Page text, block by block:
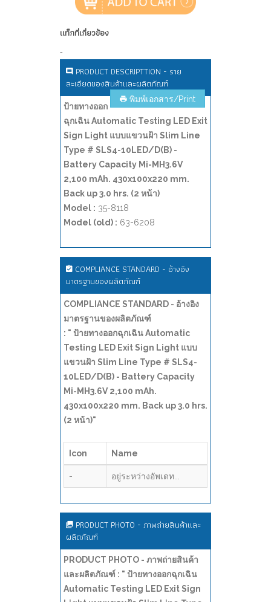
แท็กที่เกี่ยวข้อง
-
PRODUCT DESCRIPTTION - ราย
ละเอียดของสินค้าและผลิตภัณฑ์
พิมพ์เอกสาร/Print
ป้ายทางออก
ฉุกเฉิน Automatic Testing LED Exit
Sign Light แบบแขวนฝ้า Slim Line
Type # SLS4-10LED/D(B) -
Battery Capacity Mi-MH3.6V
2,100 mAh. 430x100x220 mm.
Back up 3.0 hrs. (2 หน้า)
Model : 35-8118
Model (old) : 63-6208
COMPLIANCE STANDARD - อ้างอิง
มาตรฐานของผลิตภัณฑ์
COMPLIANCE STANDARD - อ้างอิง
มาตรฐานของผลิตภัณฑ์
: " ป้ายทางออกฉุกเฉิน Automatic
Testing LED Exit Sign Light แบบ
แขวนฝ้า Slim Line Type # SLS4-
10LED/D(B) - Battery Capacity
Mi-MH3.6V 2,100 mAh.
430x100x220 mm. Back up 3.0 hrs.
(2 หน้า)"
Icon Name
- อยู่ระหว่างอัพเดท...
PRODUCT PHOTO - ภาพถ่ายสินค้าและ
ผลิตภัณฑ์
PRODUCT PHOTO - ภาพถ่ายสินค้า
และผลิตภัณฑ์ : " ป้ายทางออกฉุกเฉิน
Automatic Testing LED Exit Sign